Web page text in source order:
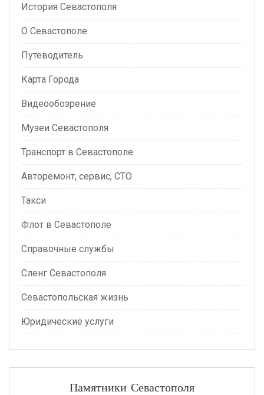
История Севастополя
О Севастополе
Путеводитель
Карта Города
Видеообозрение
Музеи Севастополя
Транспорт в Севастополе
Авторемонт, сервис, СТО
Такси
Флот в Севастополе
Справочные службы
Сленг Севастополя
Севастопольская жизнь
Юридические услуги
Памятники Севастополя